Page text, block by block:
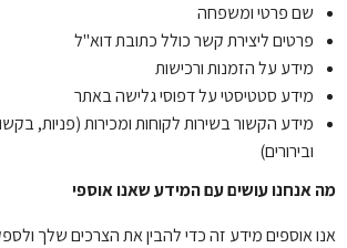
שם פרטי ומשפחה
פרטים ליצירת קשר כולל כתובת דוא"ל
מידע על הזמנות ורכישות
מידע סטטיסטי על דפוסי גלישה באתר
מידע הקשור בשירות לקוחות ומכירות (פניות,
ובירורים)
מה אנחנו עושים עם המידע שאנו אוספי
אנו אוספים מידע זה כדי להבין את הצרכים שלך